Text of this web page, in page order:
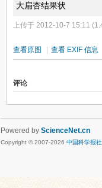
大扁杏结果状
上传于 2012-10-7 15:11
查看原图 查看 EXIF 信息
评论
Powered by ScienceNet.cn
Copyright © 2007-2026 中国科学报社